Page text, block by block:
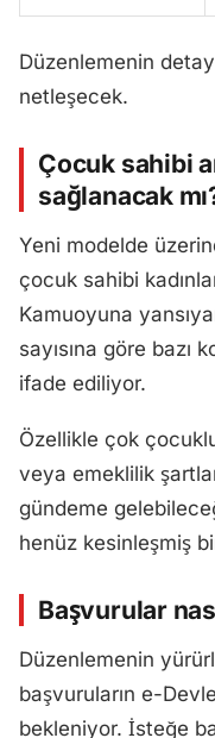
Düzenlemenin
netleşecek.
Çocuk sahibi
sağlanacak
Yeni modelde
çocuk sahibi
Kamuoyuna
sayısına göre bazı
ifade ediliyor.
Özellikle çok
veya emeklilik
gündeme
henüz kesinleşmiş
Başvurular
Düzenlemenin
başvuruların e-
bekleniyor. İsteğe